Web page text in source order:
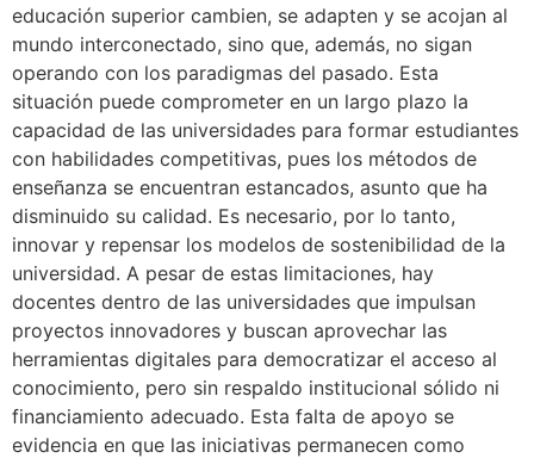
educación superior cambien, se adapten y se acojan al
mundo interconectado, sino que, además, no sigan
operando con los paradigmas del pasado. Esta
situación puede comprometer en un largo plazo la
capacidad de las universidades para formar estudiantes
con habilidades competitivas, pues los métodos de
enseñanza se encuentran estancados, asunto que ha
disminuido su calidad. Es necesario, por lo tanto,
innovar y repensar los modelos de sostenibilidad de la
universidad. A pesar de estas limitaciones, hay
docentes dentro de las universidades que impulsan
proyectos innovadores y buscan aprovechar las
herramientas digitales para democratizar el acceso al
conocimiento, pero sin respaldo institucional sólido ni
financiamiento adecuado. Esta falta de apoyo se
evidencia en que las iniciativas permanecen como